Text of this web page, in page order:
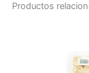
Productos